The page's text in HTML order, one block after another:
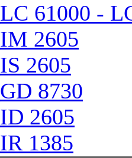
LC 61000 -
IM 2605
IS 2605
GD 8730
ID 2605
IR 1385